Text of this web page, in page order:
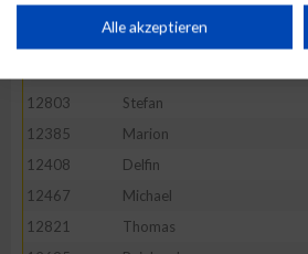
12630
Marcel
David
12803
Stefan
12385
Marion
12408
Delfin
12467
Michael
12821
Thomas
Speichern von oder Zugriff auf
Erstellung von Profilen für
Verwendung von Profilen zur
Alle akzeptieren